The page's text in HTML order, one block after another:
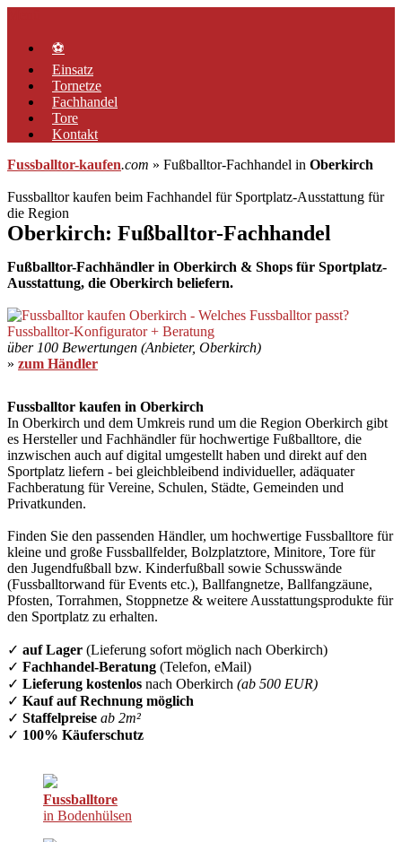
springen⚽
Einsatz
Tornetze
Fachhandel
Tore
Kontakt
Fussballtor-kaufen.com » Fußballtor-Fachhandel in Oberkirch
Fussballtor kaufen beim Fachhandel für Sportplatz-Ausstattung für
die Region
Oberkirch: Fußballtor-Fachhandel
Fußballtor-Fachhändler in Oberkirch & Shops für Sportplatz-
Ausstattung, die Oberkirch beliefern.
über 100 Bewertungen (Anbieter, Oberkirch)
» zum Händler
Fussballtor kaufen in Oberkirch
In Oberkirch und dem Umkreis rund um die Region Oberkirch gibt
es Hersteller und Fachhändler für hochwertige Fußballtore, die
inzwischen auch auf digital umgestellt haben und direkt auf den
Sportplatz liefern - bei gleichbleibend individueller, adäquater
Fachberatung für Vereine, Schulen, Städte, Gemeinden und
Privatkunden.
Finden Sie den passenden Händler, um hochwertige Fussballtore für
kleine und große Fussballfelder, Bolzplatztore, Minitore, Tore für
den Jugendfußball bzw. Kinderfußball sowie Schusswände
(Fussballtorwand für Events etc.), Ballfangnetze, Ballfangzäune,
Pfosten, Torrahmen, Stoppnetze & weitere Ausstattungsprodukte für
den Sportplatz zu erhalten.
✓ auf Lager (Lieferung sofort möglich nach Oberkirch)
✓ Fachhandel-Beratung (Telefon, eMail)
✓ Lieferung kostenlos nach Oberkirch (ab 500 EUR)
✓ Kauf auf Rechnung möglich
✓ Staffelpreise ab 2m²
✓ 100% Käuferschutz
Fussballtore
in Bodenhülsen